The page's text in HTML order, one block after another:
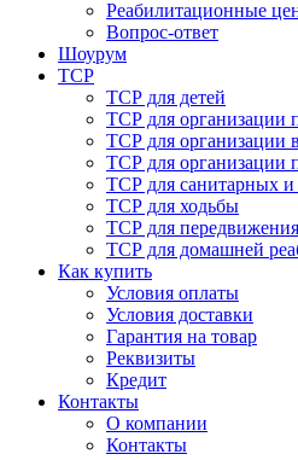
Реабилитационные
Вопрос-ответ
Шоурум
ТСР
ТСР для детей
ТСР для организации
ТСР для организации
ТСР для организации
ТСР для санитарных и
ТСР для ходьбы
ТСР для
ТСР для домашней
Как купить
Условия оплаты
Условия доставки
Гарантия на товар
Реквизиты
Кредит
Контакты
О компании
Контакты